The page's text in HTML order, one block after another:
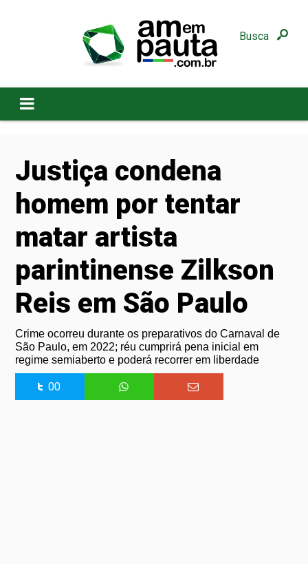
Busca
Justiça condena
homem por tentar
matar artista
parintinense Zilkson
Reis em São Paulo
Crime ocorreu durante os preparativos do Carnaval de
São Paulo, em 2022; réu cumprirá pena inicial em
regime semiaberto e poderá recorrer em liberdade
00